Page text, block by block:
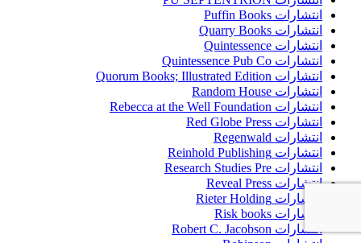
انتشارات Puffin Books
انتشارات Quarry Books
انتشارات Quintessence
انتشارات Quintessence Pub Co
انتشارات Quorum Books; Illustrated Edition
انتشارات Random House
انتشارات Rebecca at the Well Foundation
انتشارات Red Globe Press
انتشارات Regenwald
انتشارات Reinhold Publishing
انتشارات Research Studies Pre
انتشارات Reveal Press
انتشارات Rieter Holding
انتشارات Risk books
انتشارات Robert C. Jacobson